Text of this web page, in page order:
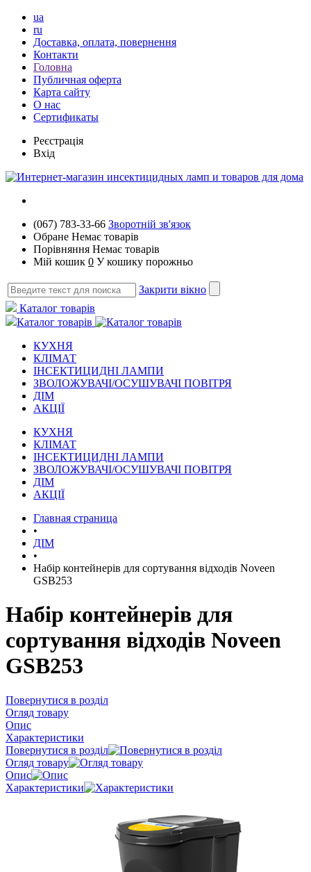
ua
ru
Доставка, оплата, повернення
Контакти
Головна
Публичная оферта
Карта сайту
О нас
Сертификаты
Реєстрація
Вхід
(067) 783-33-66 Зворотній зв'язок
Обране Немає товарів
Порівняння Немає товарів
Мій кошик 0 У кошику порожньо
Закрити вікно
Каталог товарів
Каталог товарів
КУХНЯ
КЛІМАТ
ІНСЕКТИЦИДНІ ЛАМПИ
ЗВОЛОЖУВАЧІ/ОСУШУВАЧІ ПОВІТРЯ
ДІМ
АКЦІЇ
КУХНЯ
КЛІМАТ
ІНСЕКТИЦИДНІ ЛАМПИ
ЗВОЛОЖУВАЧІ/ОСУШУВАЧІ ПОВІТРЯ
ДІМ
АКЦІЇ
Главная страница
•
ДІМ
•
Набір контейнерів для сортування відходів Noveen
GSB253
Набір контейнерів для
сортування відходів Noveen
GSB253
Повернутися в розділ
Огляд товару
Опис
Характеристики
Повернутися в розділ
Огляд товару
Опис
Характеристики